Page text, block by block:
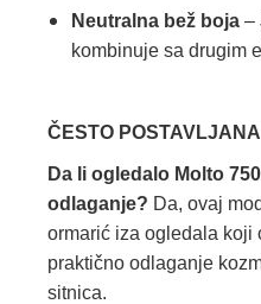
Neutralna bež boja –
kombinuje sa drugim
ČESTO
Da li ogledalo Molto
odlaganje? Da, ovaj
ormarić iza ogledala koji
praktično odlaganje
sitnica.